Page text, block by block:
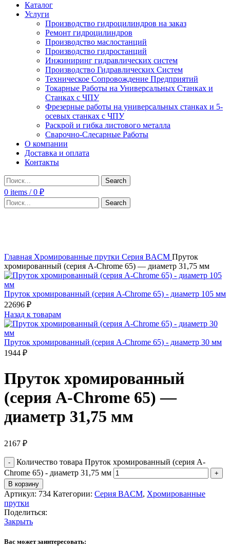
Каталог
Услуги
Производство гидроцилиндров на заказ
Ремонт гидроцилиндров
Производство маслостанций
Производство гидростанций
Инжиниринг гидравлических систем
Производство Гидравлических Систем
Техническое Сопровождение Предприятий
Токарные Работы на Универсальных Станках и
Станках с ЧПУ
Фрезерные работы на универсальных станках и 5-
осевых станках с ЧПУ
Раскрой и гибка листового металла
Сварочно-Слесарные Работы
О компании
Доставка и оплата
Контакты
Search
0 items / 0 ₽
Search
Главная Хромированные прутки Серия BACM Пруток
хромированный (серия A-Chrome 65) — диаметр 31,75 мм
Пруток хромированный (серия A-Chrome 65) - диаметр 105 мм
22696 ₽
Назад к товарам
Пруток хромированный (серия A-Chrome 65) - диаметр 30 мм
1944 ₽
Пруток хромированный
(серия A-Chrome 65) —
диаметр 31,75 мм
2167 ₽
Количество товара Пруток хромированный (серия A-
Chrome 65) - диаметр 31,75 мм
В корзину
Артикул: 734 Категории: Серия BACM, Хромированные
прутки
Поделиться:
Закрыть
Вас может заинтересовать: